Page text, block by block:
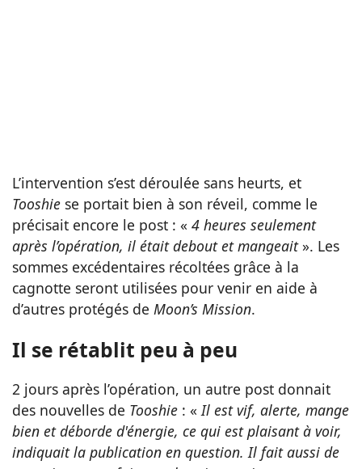
L’intervention s’est déroulée sans heurts, et
Tooshie se portait bien à son réveil, comme le
précisait encore le post : « 4 heures seulement
après l’opération, il était debout et mangeait ». Les
sommes excédentaires récoltées grâce à la
cagnotte seront utilisées pour venir en aide à
d’autres protégés de Moon’s Mission.
Il se rétablit peu à peu
2 jours après l’opération, un autre post donnait
des nouvelles de Tooshie : «Il est vif, alerte, mange
bien et déborde d'énergie, ce qui est plaisant à voir,
indiquait la publication en question. Il fait aussi de